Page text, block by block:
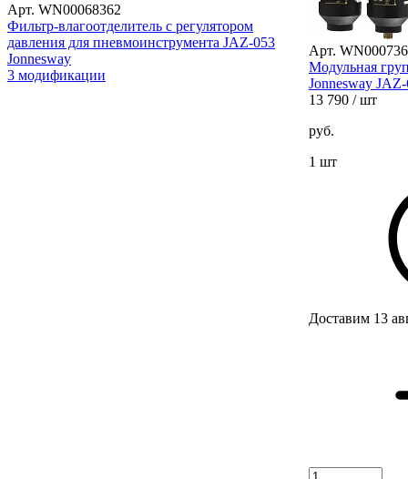
Арт. WN00068362
Фильтр-влагоотделитель с регулятором
давления для пневмоинструмента JAZ-053
Jonnesway
3 модификации
Арт.
Модульная
Jonnesway
13 790 / шт
руб.
1 шт
Доставим 13